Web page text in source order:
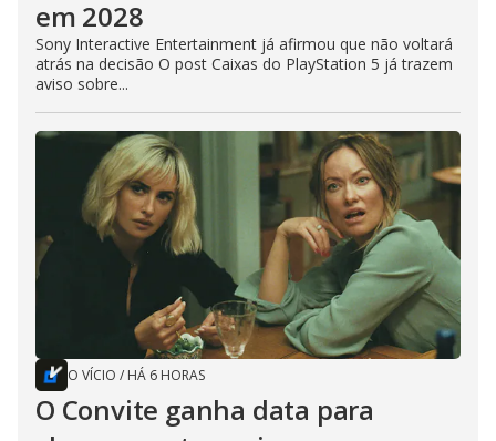
em 2028
Sony Interactive Entertainment já afirmou que não voltará
atrás na decisão O post Caixas do PlayStation 5 já trazem
aviso sobre...
O VÍCIO / HÁ 6 HORAS
O Convite ganha data para